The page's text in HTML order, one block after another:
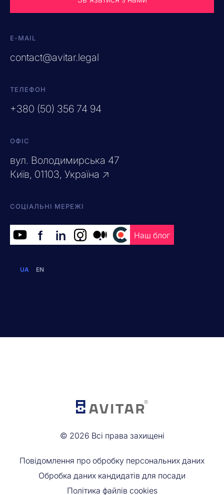
E-MAIL
contact@avitar.legal
ТЕЛЕФОН
+380 (50) 356 74 94
ОФІС
вул. Володимирська 47
Київ, 01103, Україна ↗
СОЦІАЛЬНІ МЕРЕЖІ
f in . . . Наш блог
UA EN
© 2026 Всі права захищені
Повідомлення про обробку персональних даних
Обробка даних кандидатів для посади
Політика файлів cookies